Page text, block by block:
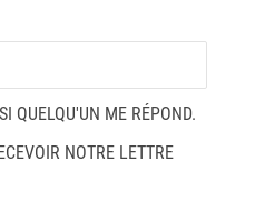
QUELQU'UN ME RÉPOND.
NOTRE LETTRE